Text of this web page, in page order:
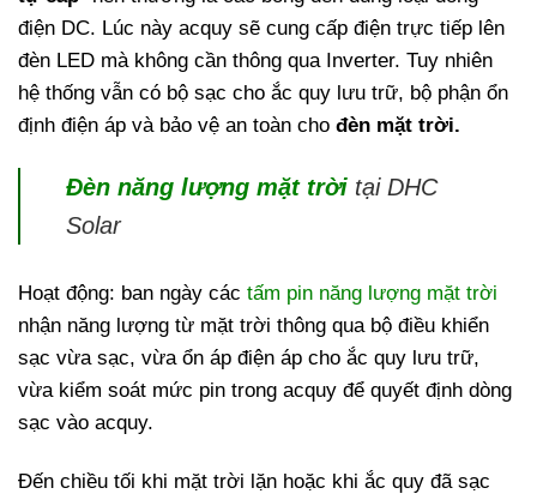
điện DC. Lúc này acquy sẽ cung cấp điện trực tiếp lên
đèn LED mà không cần thông qua Inverter. Tuy nhiên
hệ thống vẫn có bộ sạc cho ắc quy lưu trữ, bộ phận ổn
định điện áp và bảo vệ an toàn cho đèn mặt trời.
Đèn năng lượng mặt trời tại DHC
Solar
Hoạt động: ban ngày các tấm pin năng lượng mặt trời
nhận năng lượng từ mặt trời thông qua bộ điều khiển
sạc vừa sạc, vừa ổn áp điện áp cho ắc quy lưu trữ,
vừa kiểm soát mức pin trong acquy để quyết định dòng
sạc vào acquy.
Đến chiều tối khi mặt trời lặn hoặc khi ắc quy đã sạc